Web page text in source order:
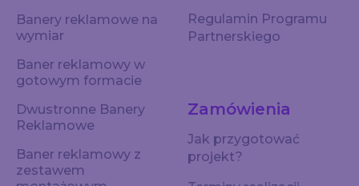
Banery reklamowe na
wymiar
Baner reklamowy w
gotowym formacie
Dwustronne Banery
Reklamowe
Baner reklamowy z
zestawem
Regulamin Programu
Partnerskiego
Zamówienia
Jak przygotować
projekt?